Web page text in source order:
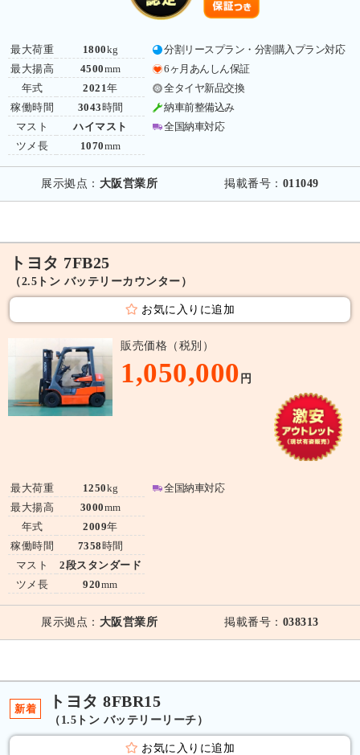
最大荷重
最大揚高
年式
稼働時間
マスト
ツメ長
1800kg
4500mm
2021年
3043 時間
ハイマスト
1070mm
分割リースプラン・分割購入プラン対応
6ヶ月あんしん保証
全タイヤ新品交換
納車前整備込み
全国納車対応
展示拠点： 大阪営業所 掲載番号： 011049
トヨタ 7FB25
（2.5トン バッテリーカウンター）
お気に入りに追加
販売価格（税別）
1,050,000 円
最大荷重
最大揚高
年式
稼働時間
マスト
ツメ長
1250kg
3000mm
2009年
7358 時間
2段スタンダード
920mm
全国納車対応
展示拠点： 大阪営業所 掲載番号： 038313
新着 トヨタ 8FBR15
（1.5トン バッテリーリーチ）
お気に入りに追加